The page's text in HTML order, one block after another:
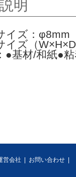
明
イズ：φ8mm
イズ（
●基材/和紙●
営会社 お問い合わせ